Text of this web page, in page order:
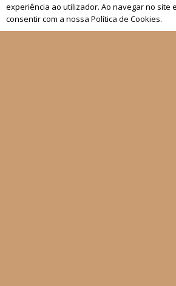
Rezar com o Papa
Materiais de Grupos
experiência ao utilizador. Ao navegar no site
consentir com a nossa Política de Cookies.